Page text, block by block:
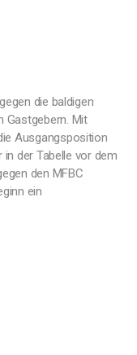
die baldigen
Gastgebern. Mit
Ausgangsposition
in der Tabelle vor dem
den MFBC
ein